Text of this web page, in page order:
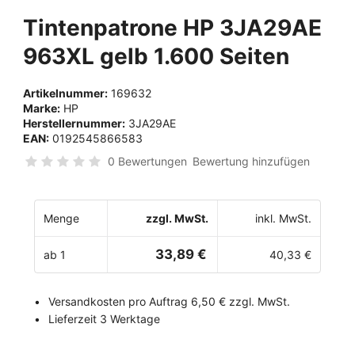
Tintenpatrone HP 3JA29AE
963XL gelb 1.600 Seiten
Artikelnummer: 169632
Marke: HP
Herstellernummer: 3JA29AE
EAN: 0192545866583
0 Bewertungen Bewertung hinzufügen
Menge zzgl. MwSt. inkl. MwSt.
ab 1 33,89 € 40,33 €
Versandkosten pro Auftrag 6,50 € zzgl. MwSt.
Lieferzeit 3 Werktage